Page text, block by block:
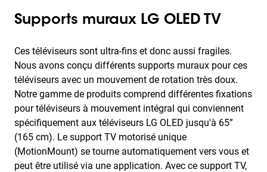
Supports muraux LG OLED TV
Ces téléviseurs sont ultra-fins et donc aussi fragiles.
Nous avons conçu différents supports muraux pour ces
téléviseurs avec un mouvement de rotation très doux.
Notre gamme de produits comprend différentes fixations
pour téléviseurs à mouvement intégral qui conviennent
spécifiquement aux téléviseurs LG OLED jusqu'à 65”
(165 cm). Le support TV motorisé unique
(MotionMount) se tourne automatiquement vers vous et
peut être utilisé via une application. Avec ce support TV,